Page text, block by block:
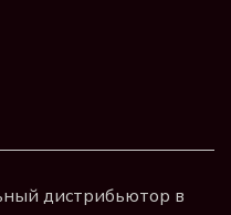
дистрибьютор в